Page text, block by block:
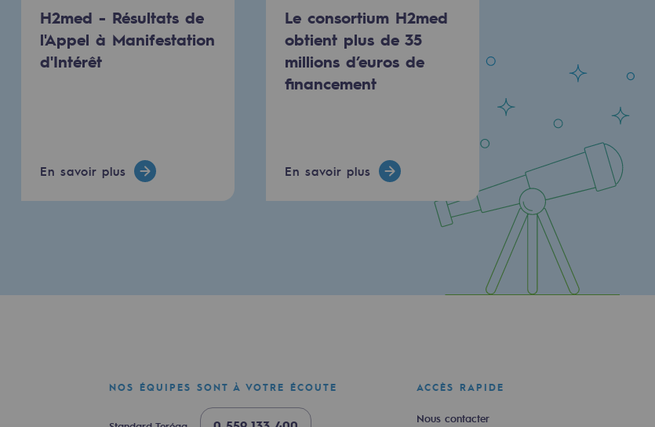
H2med - Résultats de
l'Appel à Manifestation
d'Intérêt
En savoir plus
Le consortium H2med
obtient plus de 35
millions d’euros de
financement
En savoir plus
NOS ÉQUIPES SONT À VOTRE ÉCOUTE ACCÈS RAPIDE
Nous contacter